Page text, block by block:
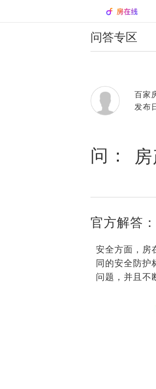
问答专区
百家
发布
问：
官方解答：
安全方面，房
同的安全防护
问题，并且不